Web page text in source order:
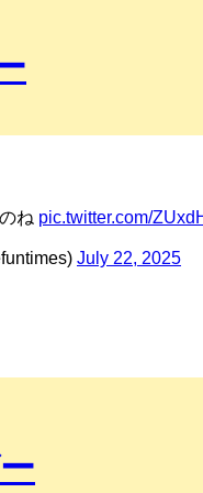
ね pic.twitter.com/
July 22, 2025